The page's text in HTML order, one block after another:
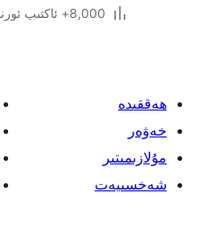
8,000+ ئاكتىپ ئورنىتىش
ھەققىدە
خەۋەر
مۇلازىمىتىر
شەخسىيەت